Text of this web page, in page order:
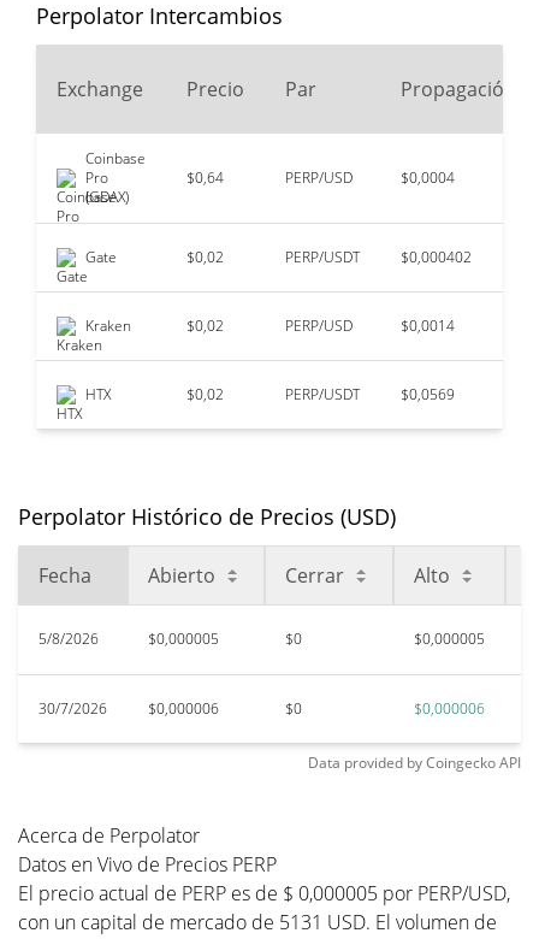
Mínimo/máximo en 52
ago)
$0,00055429
All Time Low
ago. 5, 2026 (1 days ago)
$0,0000051
0.57%
Perpolator Intercambios
Exchange Precio Par Propagación
Coinbase
Pro
(GDAX)
$0,64 PERP/USD $0,0004
Gate $0,02 PERP/USDT $0,000402
Kraken $0,02 PERP/USD $0,0014
HTX $0,02 PERP/USDT $0,0569
Perpolator Histórico de Precios (USD)
Fecha Abierto Cerrar Alto
5/8/2026 $0,000005 $0 $0,000005
30/7/2026 $0,000006 $0 $0,000006
Data provided byCoingeckoAPI
Acerca de Perpolator
Datos en Vivo de Precios PERP
El precio actual de PERP es de $ 0,000005 por PERP/USD,
con un capital de mercado de 5131 USD. El volumen de